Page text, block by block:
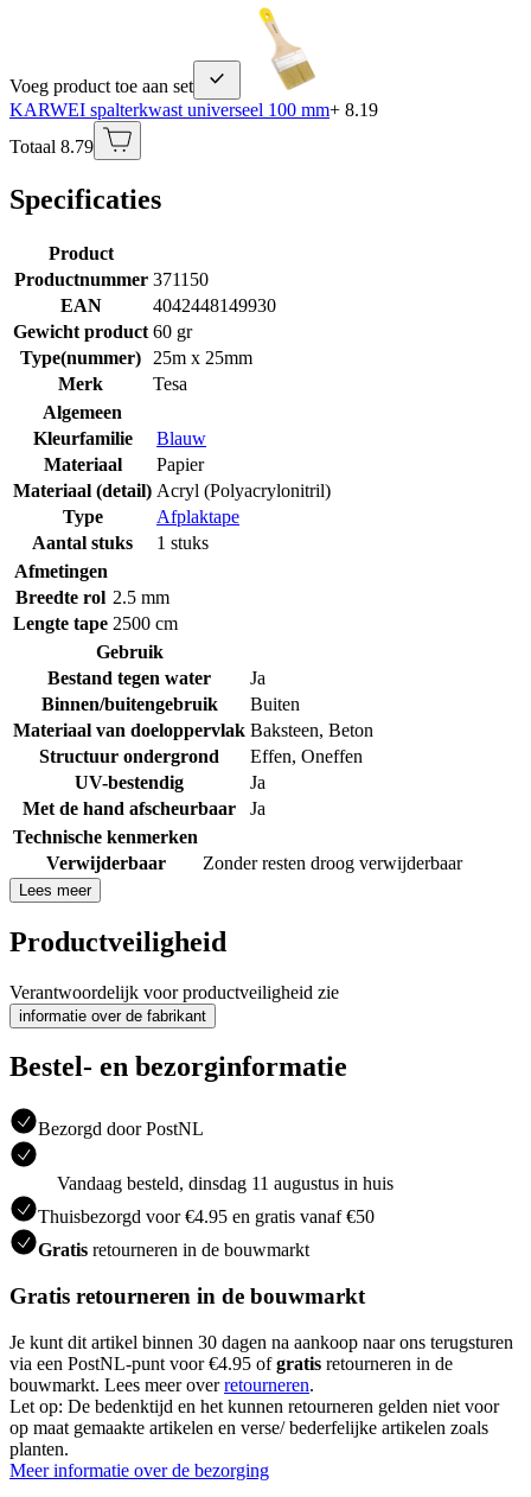
Voeg product toe aan set
KARWEI spalterkwast universeel 100 mm+ 8.19
Totaal 8.79
Specificaties
Product
Productnummer 371150
EAN
4042448149930
Gewicht product 60 gr
Type(nummer)
25m x 25mm
Merk
Tesa
Algemeen
Kleurfamilie
Blauw
Materiaal
Papier
Materiaal (detail) Acryl (Polyacrylonitril)
Type
Afplaktape
Aantal stuks
1 stuks
Afmetingen
Breedte rol 2.5 mm
Lengte tape 2500 cm
Gebruik
Bestand tegen water
Ja
Binnen/buitengebruik
Buiten
Materiaal van doeloppervlak Baksteen, Beton
Structuur ondergrond
Effen, Oneffen
UV-bestendig
Ja
Met de hand afscheurbaar
Ja
Technische kenmerken
Verwijderbaar
Zonder resten droog verwijderbaar
Lees meer
Productveiligheid
Verantwoordelijk voor productveiligheid zie
informatie over de fabrikant
Bestel- en bezorginformatie
Bezorgd door PostNL
Vandaag besteld, dinsdag 11 augustus in huis
Thuisbezorgd voor €4.95 en gratis vanaf €50
Gratis retourneren in de bouwmarkt
Gratis retourneren in de bouwmarkt
Je kunt dit artikel binnen 30 dagen na aankoop naar ons terugsturen
via een PostNL-punt voor €4.95 ofgratis retourneren in de
bouwmarkt. Lees meer overretourneren.
Let op: De bedenktijd en het kunnen retourneren gelden niet voor
op maat gemaakte artikelen en verse/ bederfelijke artikelen zoals
planten.
Meer informatie over de bezorging